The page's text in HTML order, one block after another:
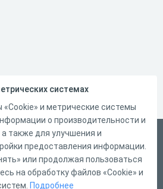
системах
и метрические системы
о производительности и
также для улучшения и
предоставления информации.
или продолжая пользоваться
на обработку файлов «Cookie» и
Подробнее